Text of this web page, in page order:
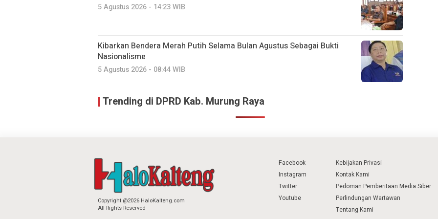
5 Agustus 2026 - 14:23 WIB
Kibarkan Bendera Merah Putih Selama Bulan Agustus Sebagai Bukti
Nasionalisme
5 Agustus 2026 - 08:44 WIB
Trending di DPRD Kab. Murung Raya
Copyright @2026 HaloKalteng.com
All Rights Reserved
Facebook
Instagram
Twitter
Youtube
Kebijakan Privasi
Kontak Kami
Pedoman Pemberitaan Media Siber
Perlindungan Wartawan
Tentang Kami